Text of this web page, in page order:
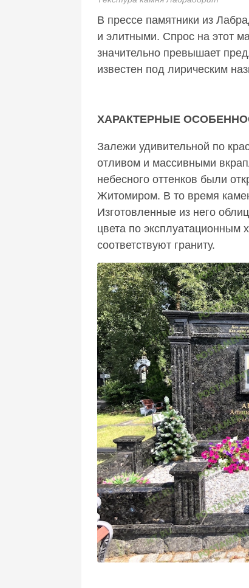
В прессе памятники из
и элитными. Спрос на этот
значительно превышает
известен под лирическим
ХАРАКТЕРНЫЕ
Залежи удивительной по
отливом и массивными
небесного оттенков были
Житомиром. В то время
Изготовленные из него
цвета по эксплуатационным
соответствуют граниту.